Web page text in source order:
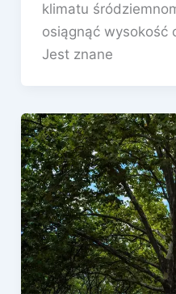
klimatu
osiągnąć wysokość
Jest znane